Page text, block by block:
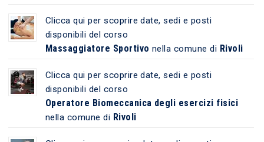
Clicca qui per scoprire date, sedi e posti
disponibili del corso
Massaggiatore Sportivo nella comune di Rivoli
Clicca qui per scoprire date, sedi e posti
disponibili del corso
Operatore Biomeccanica degli esercizi fisici
nella comune di Rivoli